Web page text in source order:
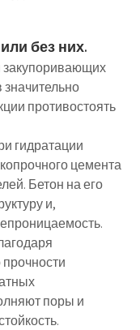
без них.
противостоять
гидратации
цемента
Бетон на его
и,
поры и